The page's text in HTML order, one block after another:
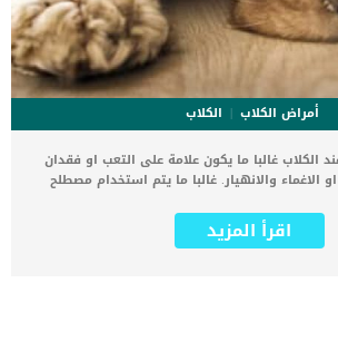
أمراض الكلاب
الكلاب
الكلاب غالبا ما يكون علامة على التعب او فقدان
الاغماء والانهيار. غالبا ما يتم استخدام مصطلح
الاستلقاء المفاجئ من قبل طبيب بيطري في أسرع
مع المواقف التي ينهار فيها الحيوان أو
اقرأ المزيد